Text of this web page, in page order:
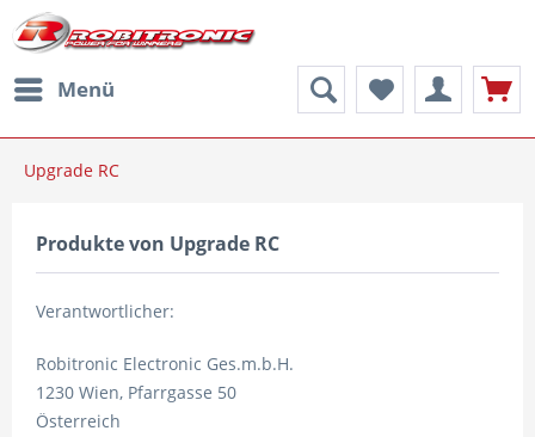
Menü
Upgrade RC
Produkte von Upgrade RC
Verantwortlicher:
Robitronic Electronic Ges.m.b.H.
1230 Wien, Pfarrgasse 50
Österreich